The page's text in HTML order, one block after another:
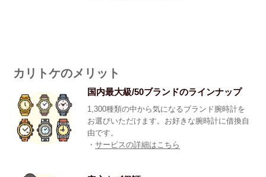
カリトケのメリット
国内最大級/50ブランドのラインナップ
1,300種類の中から気になるブランド腕時計を
お選びいただけます。お好きな腕時計に借換自
由です。
・サービスの詳細はこちら